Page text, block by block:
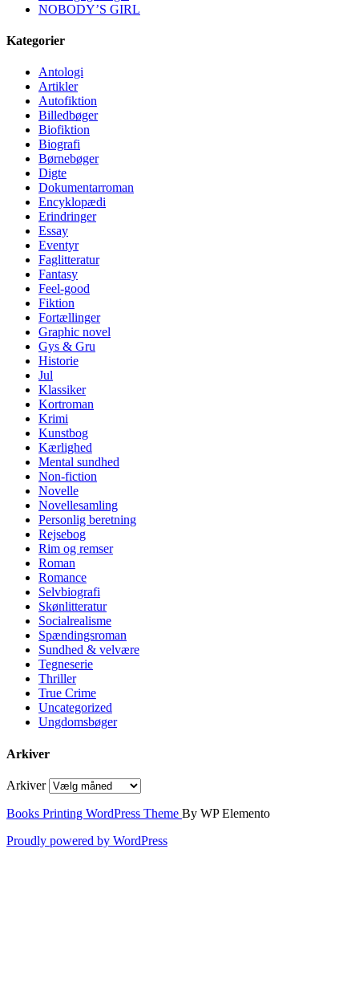
NOBODY’S GIRL
Kategorier
Antologi
Artikler
Autofiktion
Billedbøger
Biofiktion
Biografi
Børnebøger
Digte
Dokumentarroman
Encyklopædi
Erindringer
Essay
Eventyr
Faglitteratur
Fantasy
Feel-good
Fiktion
Fortællinger
Graphic novel
Gys & Gru
Historie
Jul
Klassiker
Kortroman
Krimi
Kunstbog
Kærlighed
Mental sundhed
Non-fiction
Novelle
Novellesamling
Personlig beretning
Rejsebog
Rim og remser
Roman
Romance
Selvbiografi
Skønlitteratur
Socialrealisme
Spændingsroman
Sundhed & velvære
Tegneserie
Thriller
True Crime
Uncategorized
Ungdomsbøger
Arkiver
Arkiver
Books Printing WordPress Theme By WP Elemento
Proudly powered by WordPress